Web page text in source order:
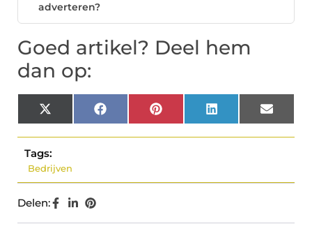
adverteren?
Goed artikel? Deel hem
dan op:
X
(Twitter)
Facebook Pinterest LinkedIn Email
Tags:
Bedrijven
Delen: